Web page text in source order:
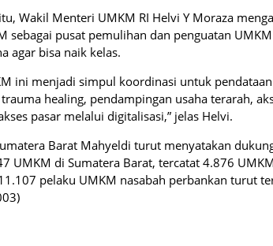
Wakil Menteri UMKM RI Helvi Y Moraza
sebagai pusat pemulihan dan penguatan
agar bisa naik kelas.
ini menjadi simpul koordinasi untuk
healing, pendampingan usaha terarah,
pasar melalui digitalisasi,” jelas Helvi.
Barat Mahyeldi turut menyatakan
UMKM di Sumatera Barat, tercatat 4.876
pelaku UMKM nasabah perbankan turut